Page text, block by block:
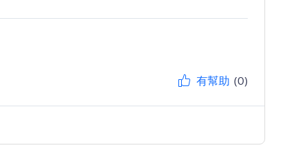
有幫助 (0)